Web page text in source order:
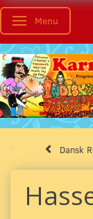
Skifte navigation
Menu
Dansk